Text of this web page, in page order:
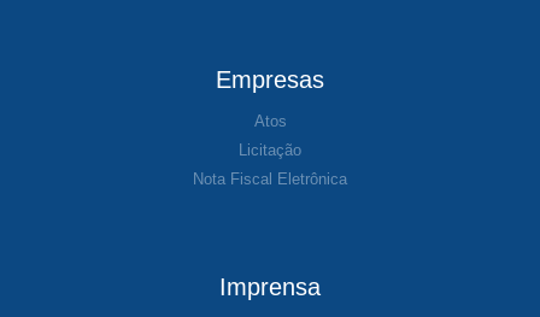
Empresas
Atos
Licitação
Nota Fiscal Eletrônica
Imprensa